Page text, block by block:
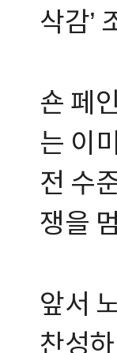
삭감’
숀 페
는 이
전 수
쟁을
앞서
찬성